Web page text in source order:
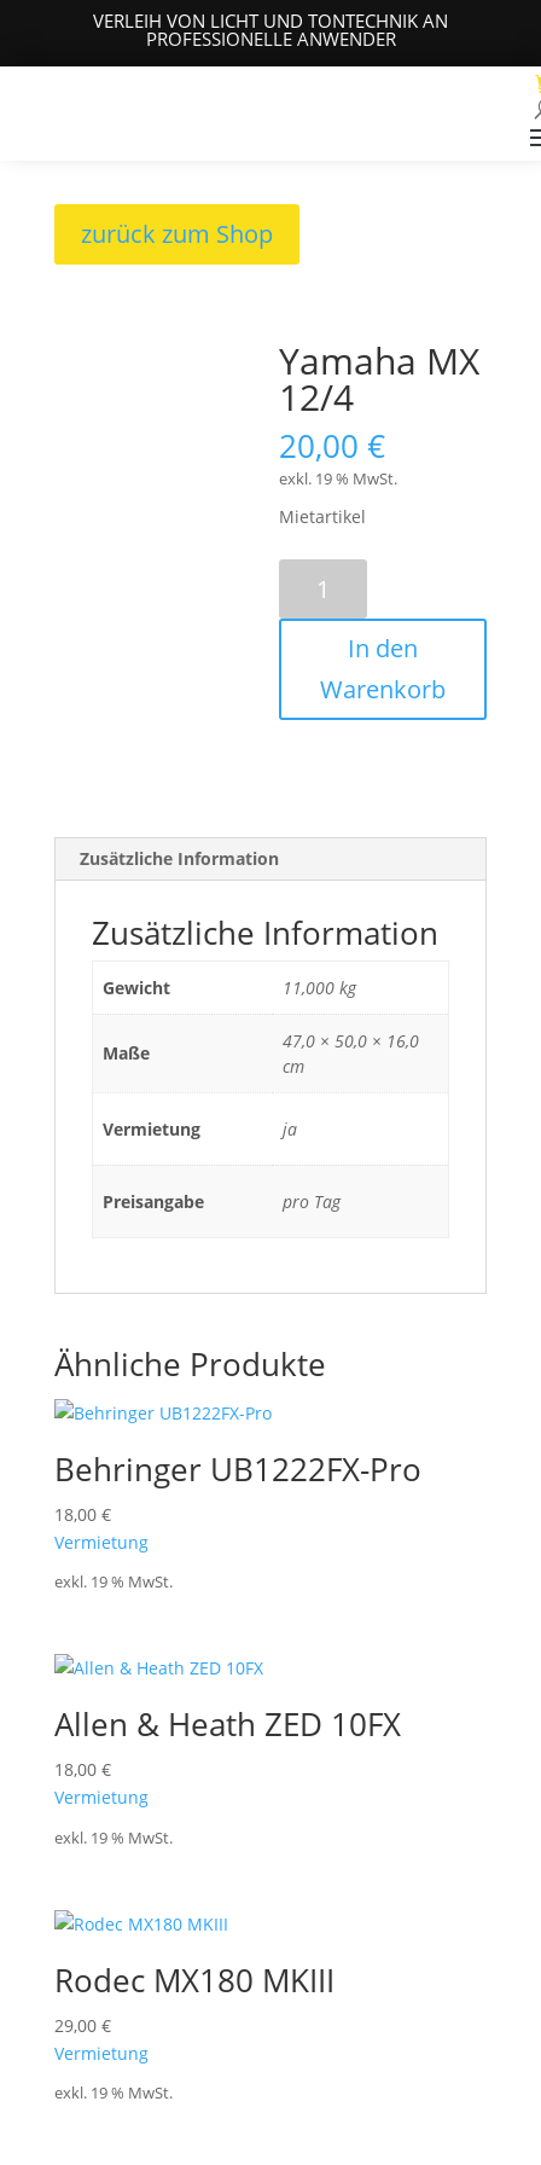
VERLEIH VON LICHT UND TONTECHNIK AN
PROFESSIONELLE ANWENDER
zurück zum Shop
Yamaha MX
12/4
20,00€
exkl. 19 % MwSt.
Mietartikel
12/4
In den
Warenkorb
Zusätzliche Information
Zusätzliche Information
Gewicht 11,000 kg
Maße
47,0 × 50,0 × 16,0
cm
Vermietung ja
Preisangabe pro Tag
Ähnliche Produkte
Behringer UB1222FX-Pro
18,00 €
Vermietung
exkl. 19 % MwSt.
Allen & Heath ZED 10FX
18,00 €
Vermietung
exkl. 19 % MwSt.
Rodec MX180 MKIII
29,00 €
Vermietung
exkl. 19 % MwSt.